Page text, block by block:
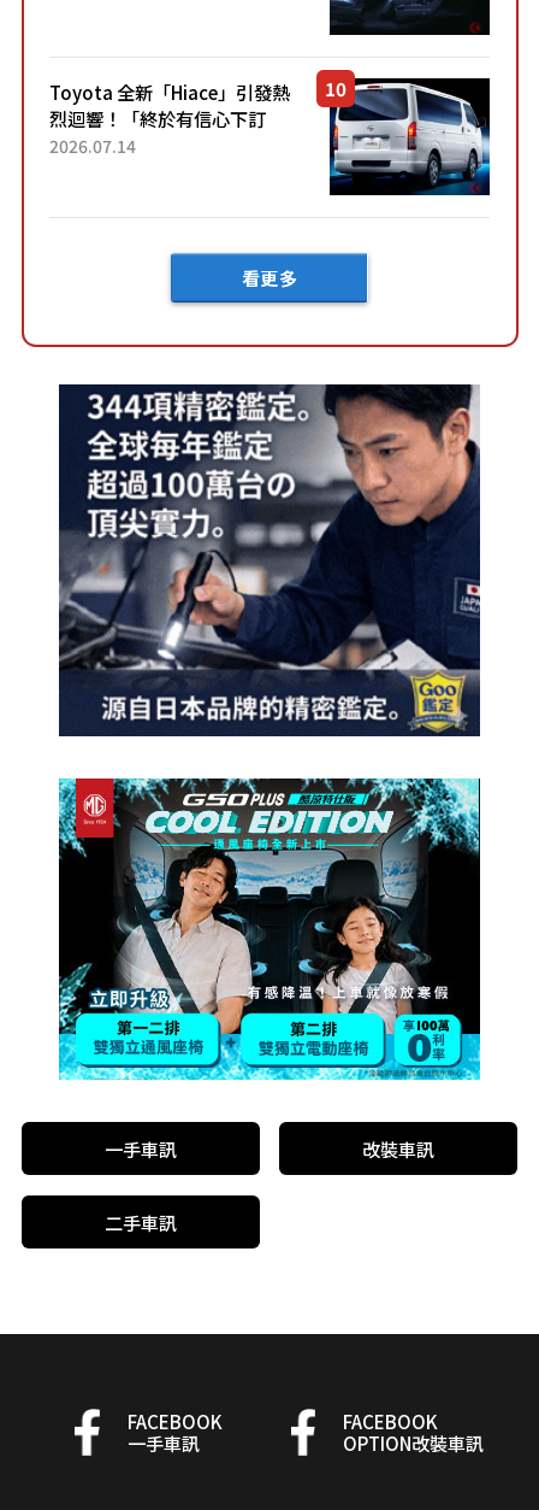
「三...
Toyota 全新「Hiace」引發熱
烈迴響！「終於有信心下訂
了！」「哪個等級交車最
車？...
2026.07.14
看更多
一手車訊 改裝車訊
二手車訊
FACEBOOK
一手車訊
FACEBOOK
OPTION改裝車訊